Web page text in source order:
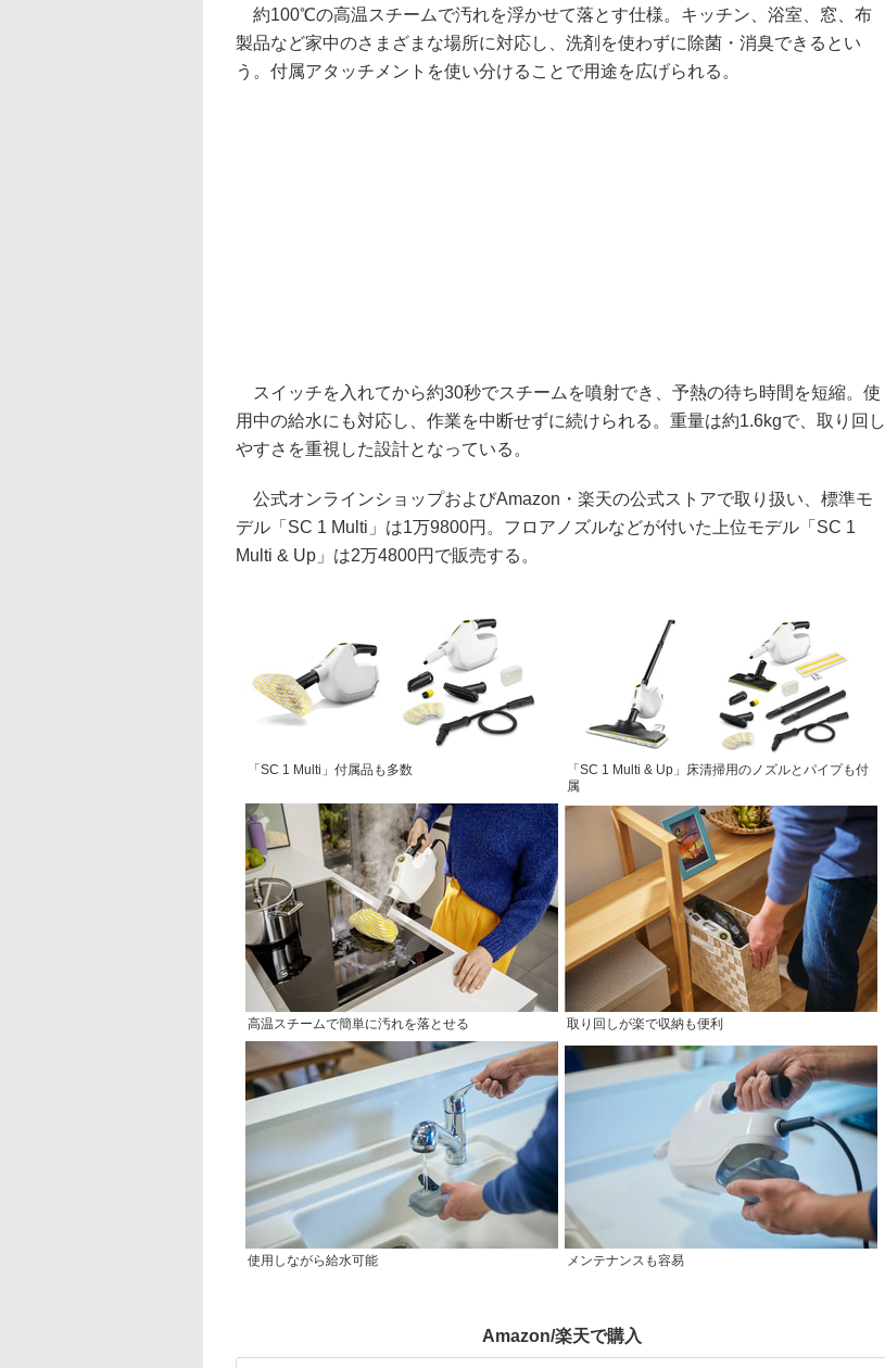
約100℃の高温スチームで汚れを浮かせて落とす仕様。キッチン、浴室、窓、布
製品など家中のさまざまな場所に対応し、洗剤を使わずに除菌・消臭できるとい
う。付属アタッチメントを使い分けることで用途を広げられる。
スイッチを入れてから約30秒でスチームを噴射でき、予熱の待ち時間を短縮。使
用中の給水にも対応し、作業を中断せずに続けられる。重量は約1.6kgで、取り回し
やすさを重視した設計となっている。
公式オンラインショップおよびAmazon・楽天の公式ストアで取り扱い、標準モ
デル「SC 1 Multi」は1万9800円。フロアノズルなどが付いた上位モデル「SC 1
Multi & Up」は2万4800円で販売する。
「SC 1 Multi」付属品も多数
「SC 1 Multi & Up」床清掃用のノズルとパイプも付
属
高温スチームで簡単に汚れを落とせる 取り回しが楽で収納も便利
使用しながら給水可能 メンテナンスも容易
Amazon/楽天で購入